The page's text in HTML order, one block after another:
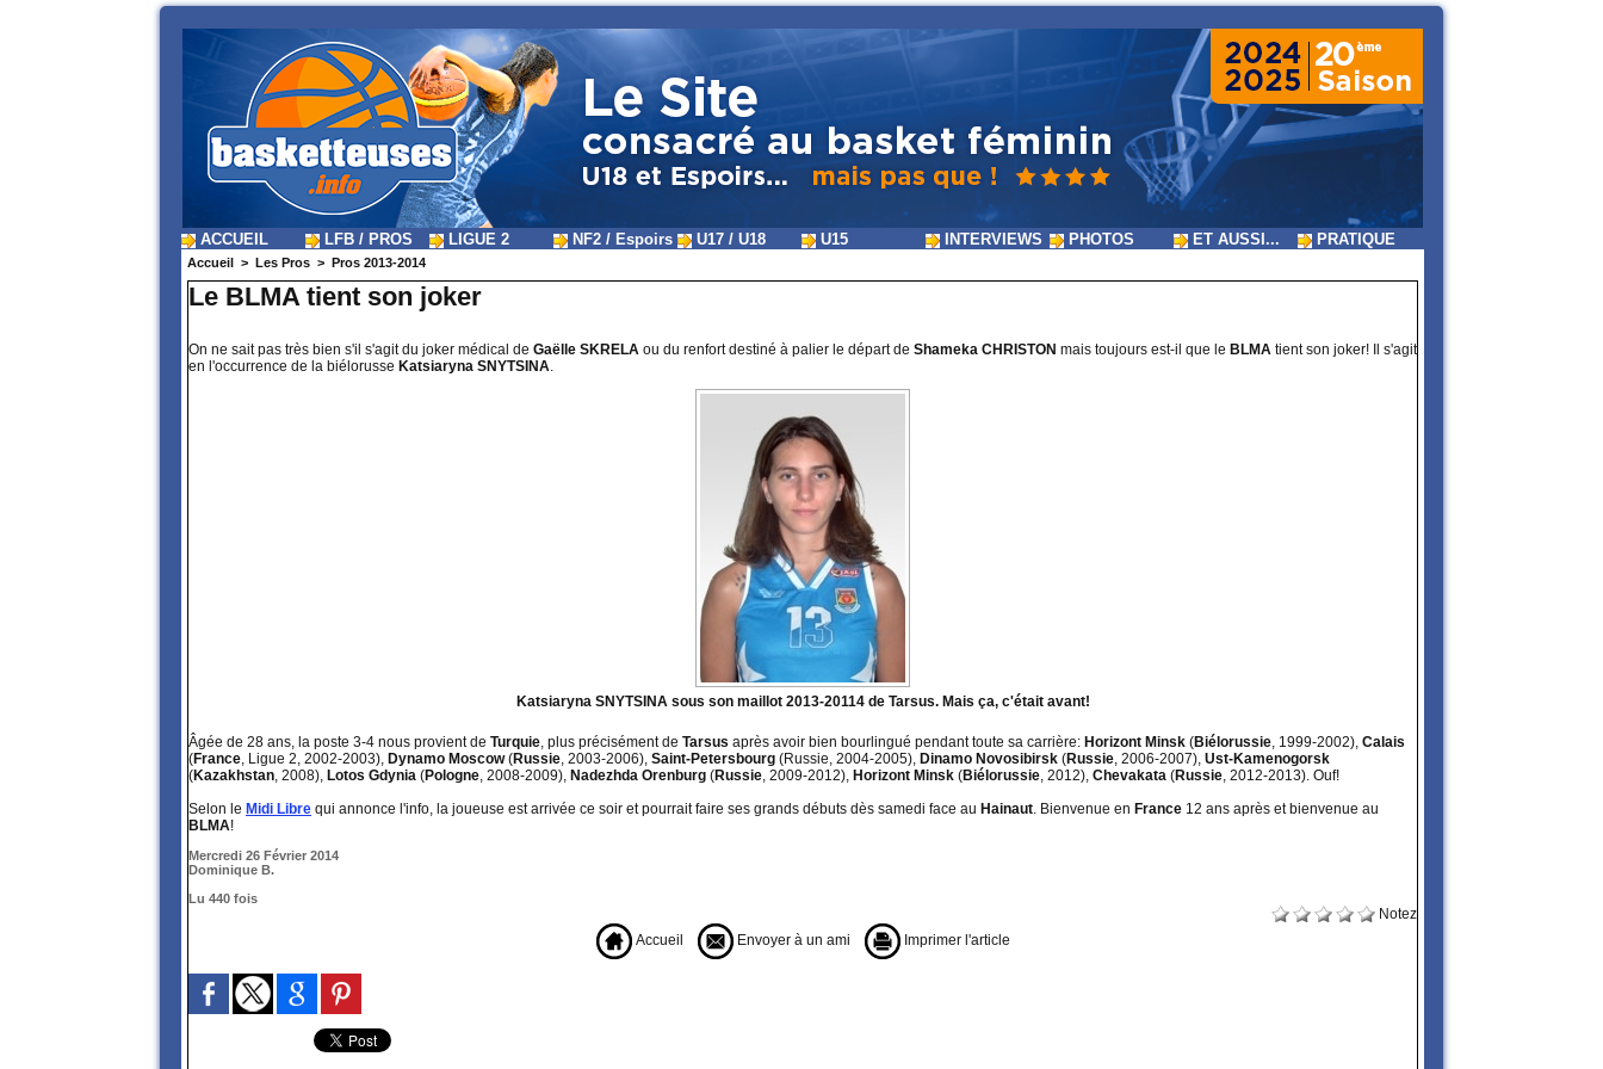
ACCUEIL LFB / PROS LIGUE 2 NF2 / Espoirs U17 / U18 U15 INTERVIEWS PHOTOS ET AUSSI... PRATIQUE
Accueil > Les Pros > Pros 2013-2014
Le BLMA tient son joker
On ne sait pas très bien s'il s'agit du joker médical de Gaëlle SKRELA ou du renfort destiné à palier le départ de Shameka CHRISTON mais toujours est-il que le BLMA tient son joker! Il s'agit
en l'occurrence de la biélorusse Katsiaryna SNYTSINA.
Katsiaryna SNYTSINA sous son maillot 2013-20114 de Tarsus. Mais ça, c'était avant!
Âgée de 28 ans, la poste 3-4 nous provient de Turquie, plus précisément de Tarsus après avoir bien bourlingué pendant toute sa carrière: Horizont Minsk (Biélorussie, 1999-2002), Calais
(France, Ligue 2, 2002-2003), Dynamo Moscow(Russie, 2003-2006), Saint-Petersbourg (Russie, 2004-2005), Dinamo Novosibirsk (Russie, 2006-2007), Ust-Kamenogorsk
(Kazakhstan, 2008), Lotos Gdynia (Pologne, 2008-2009), Nadezhda Orenburg (Russie, 2009-2012), Horizont Minsk (Biélorussie, 2012), Chevakata (Russie, 2012-2013). Ouf!
Selon le Midi Libre qui annonce l'info, la joueuse est arrivée ce soir et pourrait faire ses grands débuts dès samedi face au Hainaut. Bienvenue en France 12 ans après et bienvenue au
BLMA!
Mercredi 26 Février 2014
Dominique B.
Lu 440 fois
Notez
Accueil
Envoyer à un ami Imprimer l'article